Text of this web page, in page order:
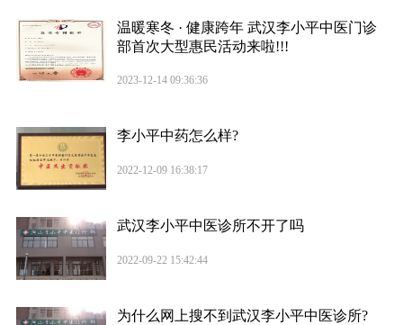
温暖寒冬 · 健康跨年 武汉李小平中医门诊
部首次大型惠民活动来啦!!!
2023-12-14 09:36:36
李小平中药怎么样?
2022-12-09 16:38:17
武汉李小平中医诊所不开了吗
2022-09-22 15:42:44
为什么网上搜不到武汉李小平中医诊所?